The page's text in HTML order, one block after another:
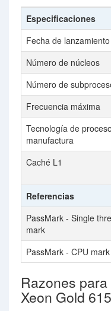
Especificaciones
Fecha de lanzamiento
Número de núcleos
Número de
Frecuencia máxima
Tecnología de
manufactura
Caché L1
Referencias
PassMark - Single
mark
PassMark - CPU mark
Razones
Xeon Gold